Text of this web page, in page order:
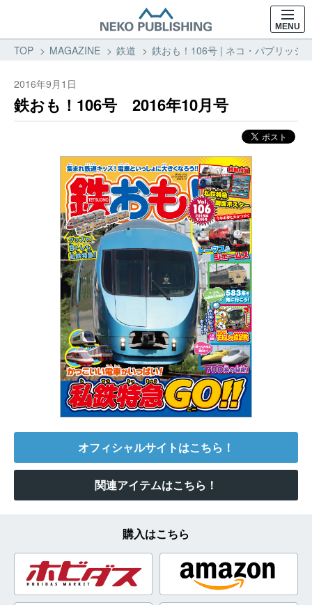
MENU
TOP MAGAZINE 鉄道 鉄おも！106号 | ネコ・パブリッシ
2016年9月1日
鉄おも！106号 2016年10月号
オフィシャルサイトはこちら！
関連アイテムはこちら！
購入はこちら